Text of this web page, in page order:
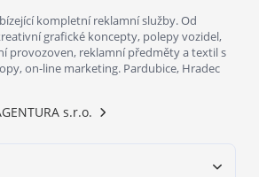
kompletní reklamní služby. Od
grafické koncepty, polepy vozidel,
provozoven, reklamní předměty a textil s
on-line marketing. Pardubice, Hradec
s.r.o.